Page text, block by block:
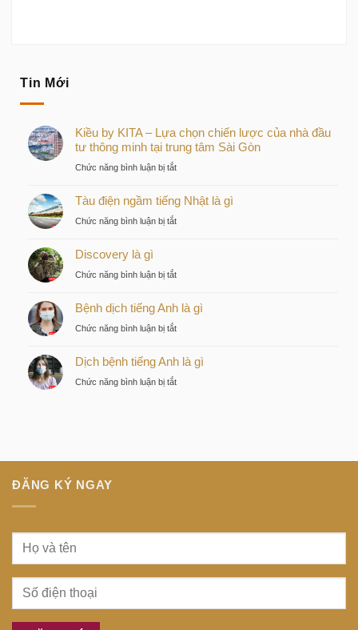
Tin Mới
Kiều by KITA – Lựa chọn chiến lược của nhà đầu
tư thông minh tại trung tâm Sài Gòn
Chức năng bình luận bị tắtở
by
chiến
của
nhà
tư
Tàu điện ngầm tiếng Nhật là gì
Chức năng bình luận bị tắtở
gì
Discovery là gì
Chức năng bình luận bị tắtở
là
Bệnh dịch tiếng Anh là gì
Chức năng bình luận bị tắtở
dịch
Dịch bệnh tiếng Anh là gì
Chức năng bình luận bị tắtở
là
ĐĂNG KÝ NGAY